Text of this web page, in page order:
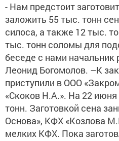
- Нам предстоит
заложить 55 тыс. тонн
силоса, а также 12 тыс.
тыс. тонн соломы для
беседе с нами начальник
Леонид Богомолов. –К
приступили в ООО
«Скоков Н.А.». На 22
тонн. Заготовкой сена
Основа», КФХ «Козлова
мелких КФХ. Пока